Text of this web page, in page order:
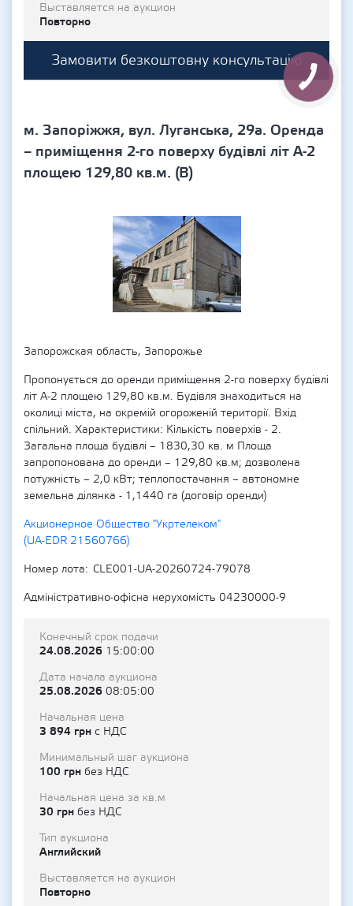
Выставляется на аукцион
Повторно
Замовити безкоштовну консультацію
м. Запоріжжя, вул. Луганська, 29а. Оренда
– приміщення 2-го поверху будівлі літ А-2
площею 129,80 кв.м. (В)
Запорожская область, Запорожье
Пропонується до оренди приміщення 2-го поверху будівлі
літ А-2 площею 129,80 кв.м. Будівля знаходиться на
околиці міста, на окремій огороженій території. Вхід
спільний. Характеристики: Кількість поверхів - 2.
Загальна площа будівлі – 1830,30 кв. м Площа
запропонована до оренди – 129,80 кв.м; дозволена
потужність – 2,0 кВт; теплопостачання – автономне
земельна ділянка - 1,1440 га (договір оренди)
Акционерное Общество "Укртелеком"
(UA-EDR 21560766)
Номер лота
CLE001-UA-20260724-79078
Адміністративно-офісна нерухомість 04230000-9
Конечный срок подачи
24.08.2026 15:00:00
Дата начала аукциона
25.08.2026 08:05:00
Начальная цена
3 894 грн с НДС
Минимальный шаг аукциона
100 грн без НДС
Начальная цена за кв.м
30 грн без НДС
Тип аукциона
Английский
Выставляется на аукцион
Повторно